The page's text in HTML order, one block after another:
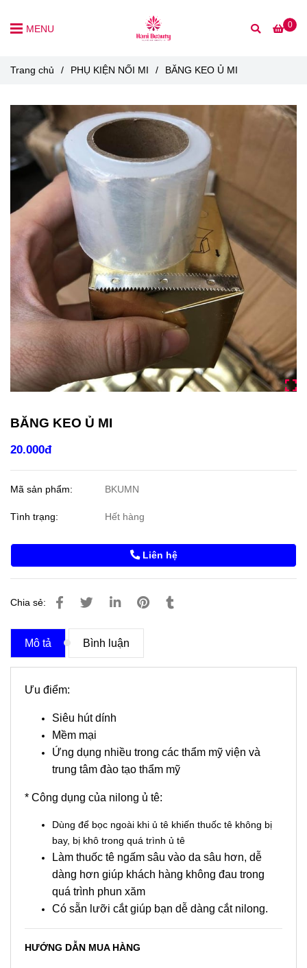
0
MENU
Trang chủ / PHỤ KIỆN NỐI MI / BĂNG KEO Ủ MI
BĂNG KEO Ủ MI
20.000đ
Mã sản phẩm: BKUMN
Tình trạng: Hết hàng
Liên hệ
Chia sẻ:
Mô tả Bình luận
Ưu điểm:
Siêu hút dính
Mềm mại
Ứng dụng nhiều trong các thẩm mỹ viện và
trung tâm đào tạo thẩm mỹ
* Công dụng của nilong ủ tê:
Dùng để bọc ngoài khi ủ tê khiến thuốc tê không bị
bay, bị khô trong quá trình ủ tê
Làm thuốc tê ngấm sâu vào da sâu hơn, dễ
dàng hơn giúp khách hàng không đau trong
quá trình phun xăm
Có sẵn lưỡi cắt giúp bạn dễ dàng cắt nilong.
HƯỚNG DẪN MUA HÀNG